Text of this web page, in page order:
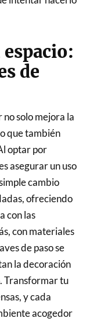
de
no solo mejora la
que también
optar por
asegurar un uso
cambio
ofreciendo
con las
con materiales
de paso se
la decoración
Transformar tu
y cada
acogedor